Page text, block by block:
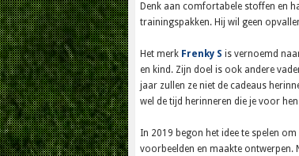
Denk aan comfortabele stoffen en
trainingspakken. Hij wil geen
Het merk Frenky S is vernoemd
en kind. Zijn doel is ook andere
jaar zullen ze niet de cadeaus
wel de tijd herinneren die je voor
In 2019 begon het idee te spelen
voorbeelden en maakte ontwerpen.